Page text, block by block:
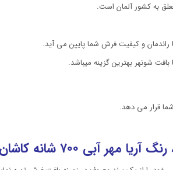
به کشور آلمان است.